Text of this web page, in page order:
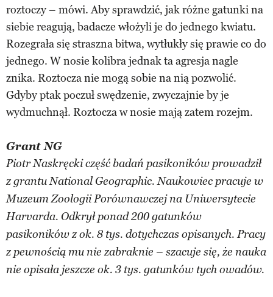
roztoczy – mówi. Aby sprawdzić, jak różne gatunki na
siebie reagują, badacze włożyli je do jednego kwiatu.
Rozegrała się straszna bitwa, wytłukły się prawie co do
jednego. W nosie kolibra jednak ta agresja nagle
znika. Roztocza nie mogą sobie na nią pozwolić.
Gdyby ptak poczuł swędzenie, zwyczajnie by je
wydmuchnął. Roztocza w nosie mają zatem rozejm.
Grant NG
Piotr Naskręcki część badań pasikoników prowadził
z grantu National Geographic. Naukowiec pracuje w
Muzeum Zoologii Porównawczej na Uniwersytecie
Harvarda. Odkrył ponad 200 gatunków
pasikoników z ok. 8 tys. dotychczas opisanych. Pracy
z pewnością mu nie zabraknie – szacuje się, że nauka
nie opisała jeszcze ok. 3 tys. gatunków tych owadów.